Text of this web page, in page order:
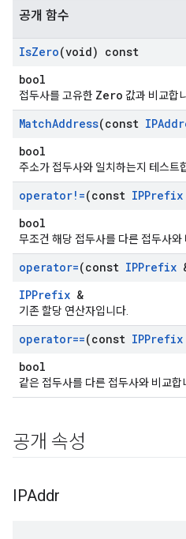
공개 함수
IsZero(void) const
bool
접두사를 고유한 Zero 값과 비교합
MatchAddress(const
bool
주소가 접두사와 일치하는지 테스트
operator!=(const IPPrefix
bool
무조건 해당 접두사를 다른 접두사와
operator=(const IPPrefix
IPPrefix &
기존 할당 연산자입니다.
operator==(const IPPrefix
bool
같은 접두사를 다른 접두사와 비교합
공개 속성
IPAddr